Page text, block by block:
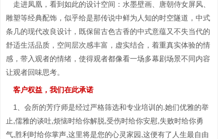
走进凤凰，看到如此的设计空间：水墨壁画、唐朝侍女屏风、
雕塑等经典配饰，似乎给是那传说中鲜为人知的时空隧道，中式
条几的现代改良设计，既保留古色古香的中式意蕴又不失当代的
舒适生活品质，空间层次感丰富，虚实结合，着重真实体验的情
感，带入观者的情绪，使得观者都像看一场多幕剧场景不同内容
让观者回味思考。
客户权益，我们在此承诺
1、会所的芳疗师是经过严格筛选和专业培训的.她们优雅的举
止,儒雅的谈吐,烦恼时给你解脱,受伤时给你安慰,失败时给你勇
气,胜利时给你掌声,这里将是您的心灵家园,这便有了人生最自由